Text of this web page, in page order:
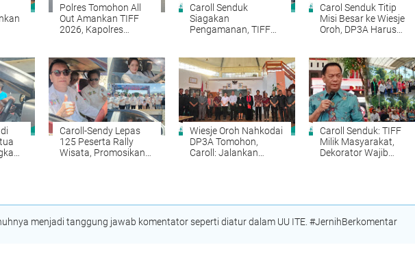
Polres Tomohon All
Out Amankan TIFF
2026, Kapolres
Caroll Senduk
Siagakan
Pengamanan, TIFF
Carol Senduk Titip
Misi Besar ke Wiesje
Oroh, DP3A Harus
dan Anak
Caroll-Sendy Lepas
125 Peserta Rally
Wisata, Promosikan
Wiesje Oroh Nahkodai
DP3A Tomohon,
Caroll: Jalankan
Caroll Senduk: TIFF
Milik Masyarakat,
Dekorator Wajib
menjadi tanggung jawab komentator seperti diatur dalam UU ITE. #JernihBerkomentar